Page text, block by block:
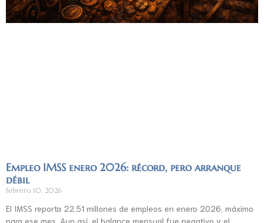
Empleo IMSS enero 2026: récord, pero arranque
débil
febrero 10, 2026
El IMSS reporta 22.51 millones de empleos en enero 2026, máximo
para ese mes. Aun así, el balance mensual fue negativo y el